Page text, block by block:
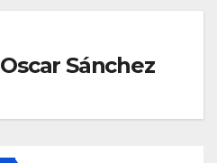
Oscar Sánchez